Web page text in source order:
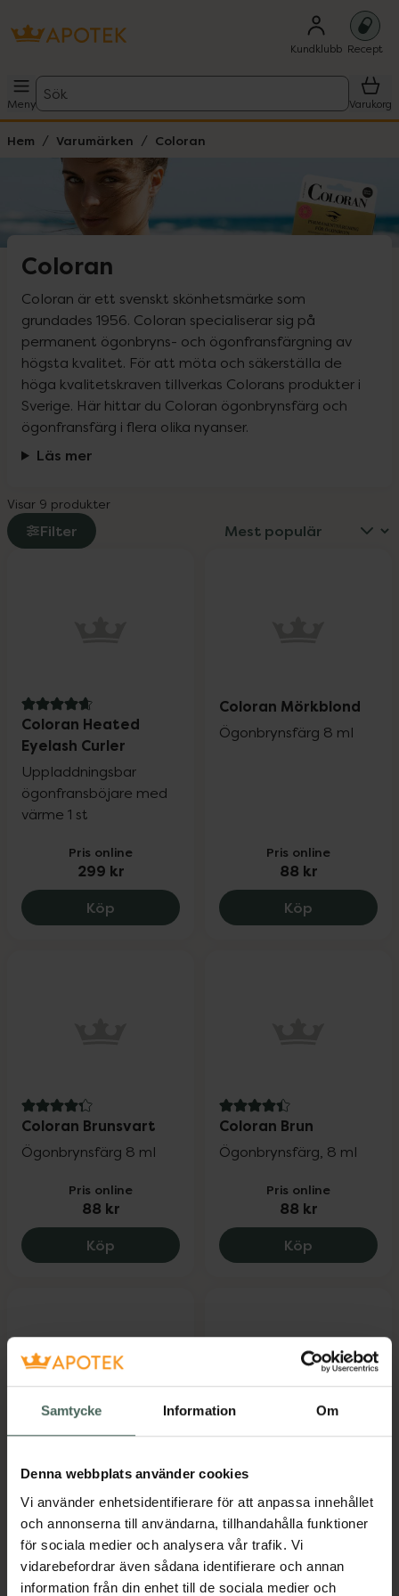
Samtycke Information Om
Denna webbplats använder cookies
Vi använder enhetsidentifierare för att anpassa innehållet
och annonserna till användarna, tillhandahålla funktioner
för sociala medier och analysera vår trafik. Vi
vidarebefordrar även sådana identifierare och annan
information från din enhet till de sociala medier och
Kundklubb Recept
Meny
Sök
Varukorg
Hem Varumärken Coloran
Coloran
Coloran är ett svenskt skönhetsmärke som
grundades 1956. Coloran specialiserar sig på
permanent ögonbryns- och ögonfransfärgning av
högsta kvalitet. För att möta och säkerställa de
höga kvalitetskraven tillverkas Colorans produkter i
Sverige. Här hittar du Coloran ögonbrynsfärg och
ögonfransfärg i flera olika nyanser.
Läs mer
Visar 9 produkter
Filter
4.7 av 5 i omdöme
Coloran Heated
Eyelash Curler
Uppladdningsbar
ögonfransböjare med
värme 1 st
Pris online
299 kr
Köp Coloran Heated Eyelash Curler, 299 kr.
Coloran Mörkblond
Ögonbrynsfärg 8 ml
Pris online
88 kr
Köp Coloran
4.3 av 5 i omdöme
Coloran Brunsvart
Ögonbrynsfärg 8 ml
Pris online
88 kr
Köp Coloran Brunsvart, 88 kr.
4.4 av 5 i omdöme
Coloran Brun
Ögonbrynsfärg, 8 ml
Pris online
88 kr
Köp Coloran
Eyebrows & Face
Ögonbryn och
ansiktskniv 4 st
Pris online
109 kr
Pris online
90 kr